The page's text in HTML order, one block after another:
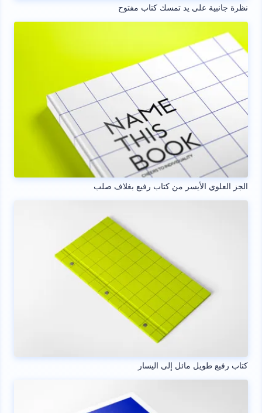
نظرة جانبية على يد تمسك كتاب مفتوح
الجز العلوي الأيسر من كتاب رفيع بغلاف صلب
كتاب رفيع طويل مائل إلى اليسار